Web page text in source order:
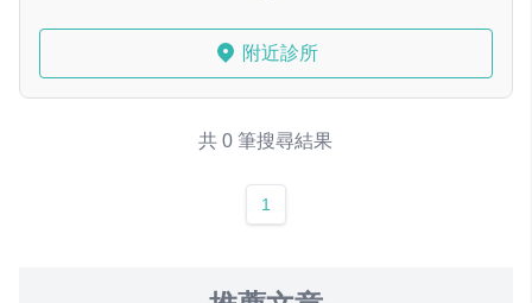
附近診所
共 0 筆搜尋結果
1